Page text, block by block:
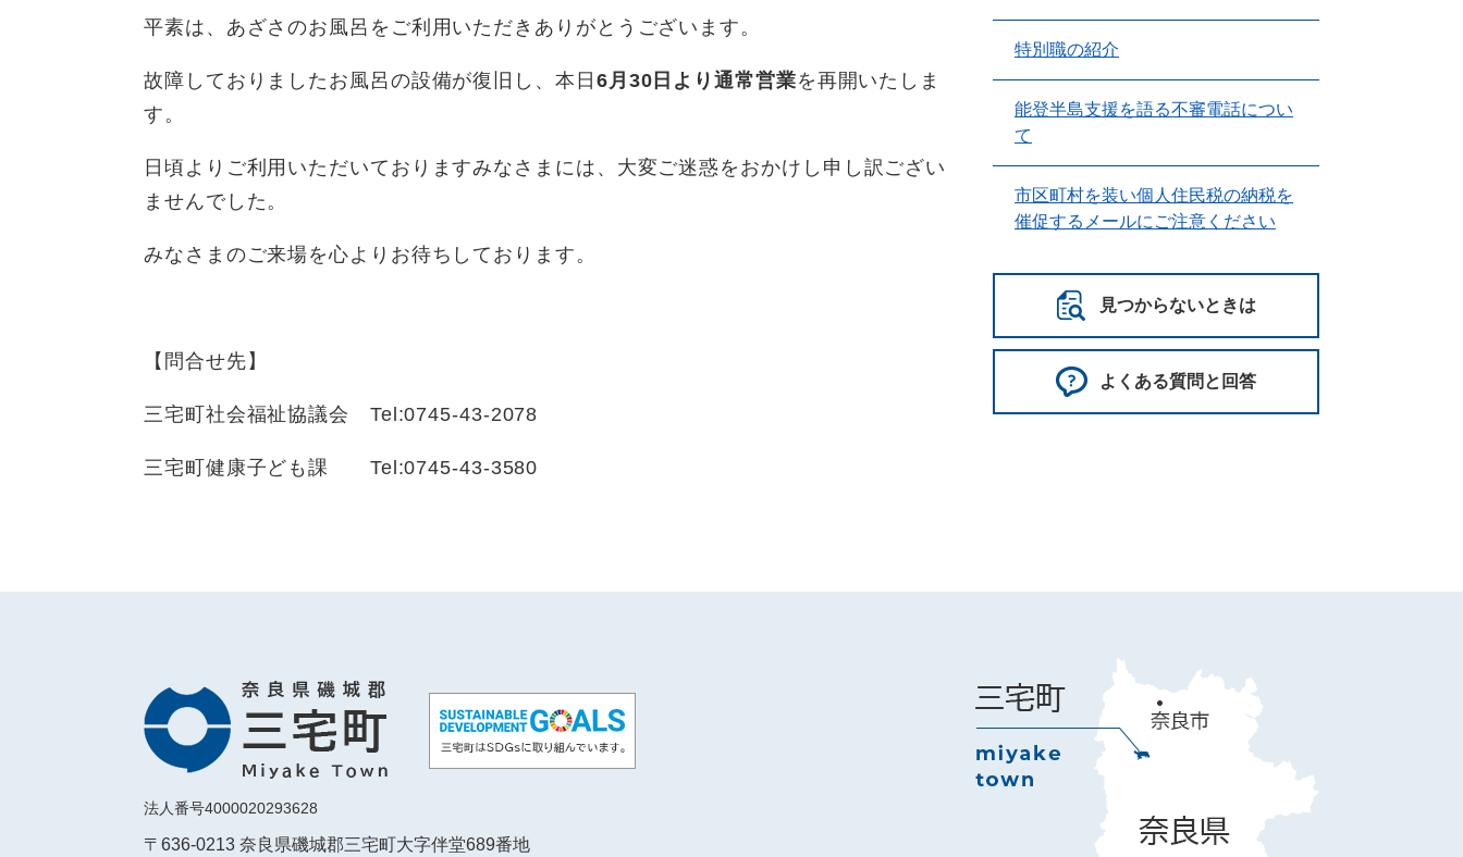
平素は、あざさのお風呂をご利用いただきありがとうございます。
故障しておりましたお風呂の設備が復旧し、本日 6月30日より通常営業を再開いたしま
す。
日頃よりご利用いただいておりますみなさまには、大変ご迷惑をおかけし申し訳ござい
ませんでした。
みなさまのご来場を心よりお待ちしております。
【問合せ先】
三宅町社会福祉協議会 Tel:0745-43-2078
三宅町健康子ども課 Tel:0745-43-3580
特別職の紹介
能登半島支援を語る不審電話につい
て
市区町村を装い個人住民税の納税を
催促するメールにご注意ください
見つからないときは
よくある質問と回答
法人番号4000020293628
〒636-0213 奈良県磯城郡三宅町大字伴堂689番地